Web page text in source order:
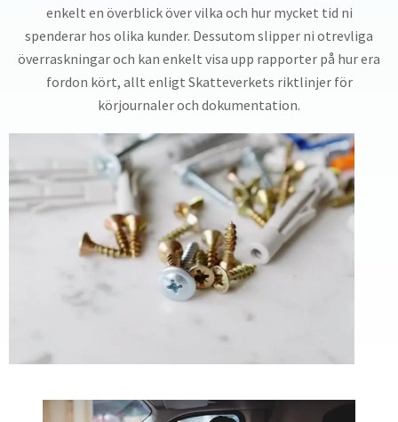
enkelt en överblick över vilka och hur mycket tid ni
spenderar hos olika kunder. Dessutom slipper ni otrevliga
överraskningar och kan enkelt visa upp rapporter på hur era
fordon kört, allt enligt Skatteverkets riktlinjer för
körjournaler och dokumentation.